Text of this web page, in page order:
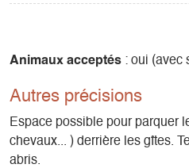
l’itinéraire culturel européen
http://
Situé à moins de 10 km du
proximité une foule d'activités
canyoning, alpinisme,
nordique...) et les stations de
Animaux acceptés : oui (avec
Autres précisions
Espace possible pour parquer
chevaux... ) derrière les gîtes.
abris.